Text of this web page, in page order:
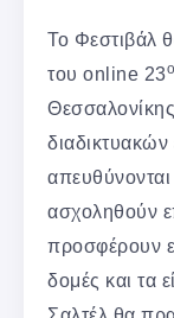
Το Φεστιβάλ
του online 23
ασχοληθούν
προσφέρουν
δομές και τα